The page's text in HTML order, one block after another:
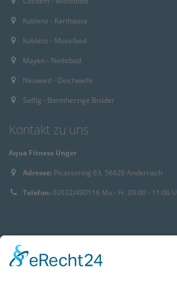
Koblenz - Karthause
Koblenz - Moselbad
Mayen - Nettebad
Neuwied - Deichwelle
Saffig - Barmherzige Brüder
Kontakt zu uns
Aqua Fitness Unger
Adresse: Picassoring 63, 56626 Andernach
Telefon: 02632/490116 Mo.- Fr. 09:00 - 11:00